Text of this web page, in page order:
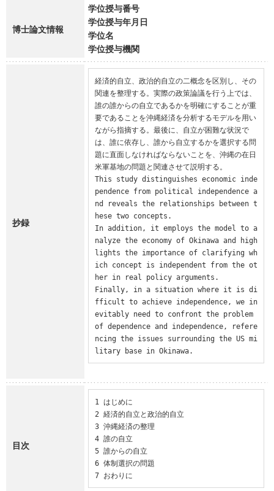
博士論文情報
学位授与番号
学位授与年月日
学位名
学位授与機関
抄録
経済的自立、政治的自立の二概念を区別し、その
関連を整理する。実際の政策論議を行う上では、
誰の誰からの自立であるかを明確にすることが重
要であることを沖縄経済を分析するモデルを用い
ながら指摘する。最後に、自立が困難な状況で
は、誰に依存し、誰から自立するかを選択する問
題に直面しなければならないことを、沖縄の在日
米軍基地の問題と関連させて説明する。
This study distinguishes economic inde
pendence from political independence a
nd reveals the relationships between t
hese two concepts.
In addition, it employs the model to a
nalyze the economy of Okinawa and high
lights the importance of clarifying wh
ich concept is independent from the ot
her in real policy arguments.
Finally, in a situation where it is di
fficult to achieve independence, we in
evitably need to confront the problem
of dependence and independence, refere
ncing the issues surrounding the US mi
litary base in Okinawa.
目次
1 はじめに
2 経済的自立と政治的自立
3 沖縄経済の整理
4 誰の自立
5 誰からの自立
6 体制選択の問題
7 おわりに